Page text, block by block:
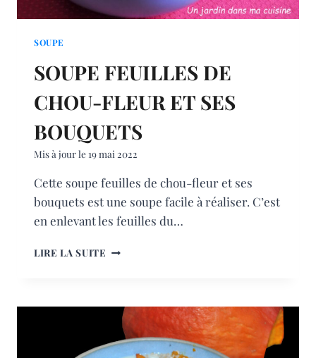
SOUPE
SOUPE FEUILLES DE
CHOU-FLEUR ET SES
BOUQUETS
Mis à jour le 19 mai 2022
Cette soupe feuilles de chou-fleur et ses
bouquets est une soupe facile à réaliser. C’est
en enlevant les feuilles du…
LIRE LA SUITE SOUPE
FLEUR
SES
BOUQUETS